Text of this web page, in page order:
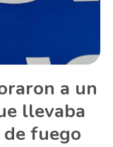
a un
llevaba
fuego